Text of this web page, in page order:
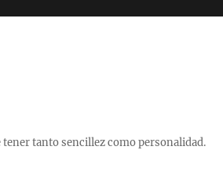
tener tanto sencillez como personalidad.